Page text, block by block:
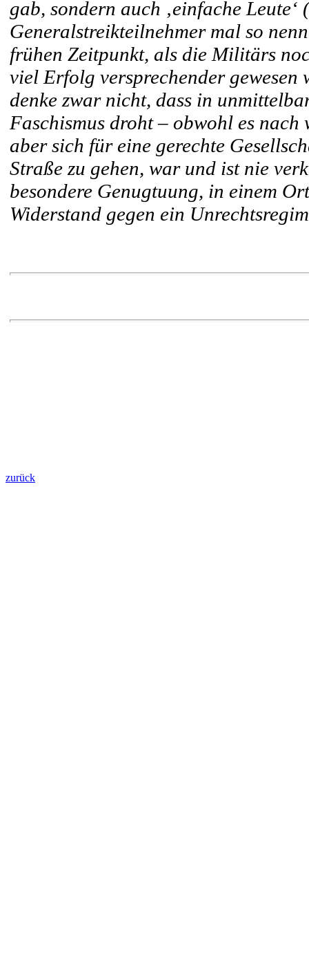
gab, sondern auch ‚einfache
Generalstreikteilnehmer mal so
frühen Zeitpunkt, als die Militärs
viel Erfolg versprechender
denke zwar nicht, dass in
Faschismus droht – obwohl es
aber sich für eine gerechte
Straße zu gehen, war und ist nie
besondere Genugtuung, in einem
Widerstand gegen ein
zurück